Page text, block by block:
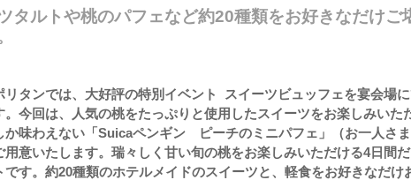
タルトや桃のパフェなど約20種類をお好きなだけご
リタンでは、大好評の特別イベント スイーツビュッフェを宴会場
。今回は、人気の桃をたっぷりと使用したスイーツをお楽しみいた
か味わえない「Suicaペンギン ピーチのミニパフェ」（お一人さ
用意いたします。瑞々しく甘い旬の桃をお楽しみいただける4日間
です。約20種類のホテルメイドのスイーツと、軽食をお好きなだけ